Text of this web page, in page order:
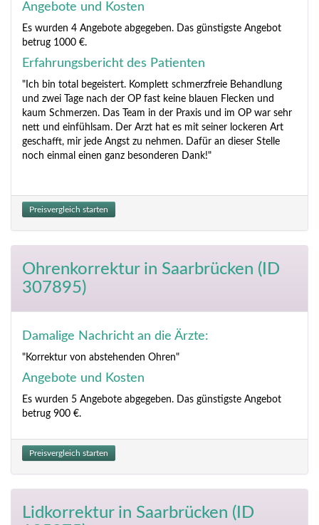
Angebote und Kosten
Es wurden 4 Angebote abgegeben. Das günstigste Angebot
betrug 1000 €.
Erfahrungsbericht des Patienten
"Ich bin total begeistert. Komplett schmerzfreie Behandlung
und zwei Tage nach der OP fast keine blauen Flecken und
kaum Schmerzen. Das Team in der Praxis und im OP war sehr
nett und einfühlsam. Der Arzt hat es mit seiner lockeren Art
geschafft, mir jede Angst zu nehmen. Dafür an dieser Stelle
noch einmal einen ganz besonderen Dank!"
Preisvergleich starten
Ohrenkorrekturin Saarbrücken (ID
307895)
Damalige Nachricht an die Ärzte:
"Korrektur von abstehenden Ohren"
Angebote und Kosten
Es wurden 5 Angebote abgegeben. Das günstigste Angebot
betrug 900 €.
Preisvergleich starten
Lidkorrekturin Saarbrücken (ID